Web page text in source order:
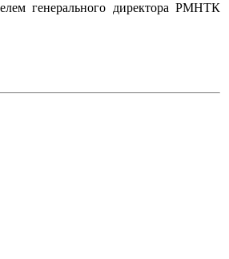
генерального директора РМНТК